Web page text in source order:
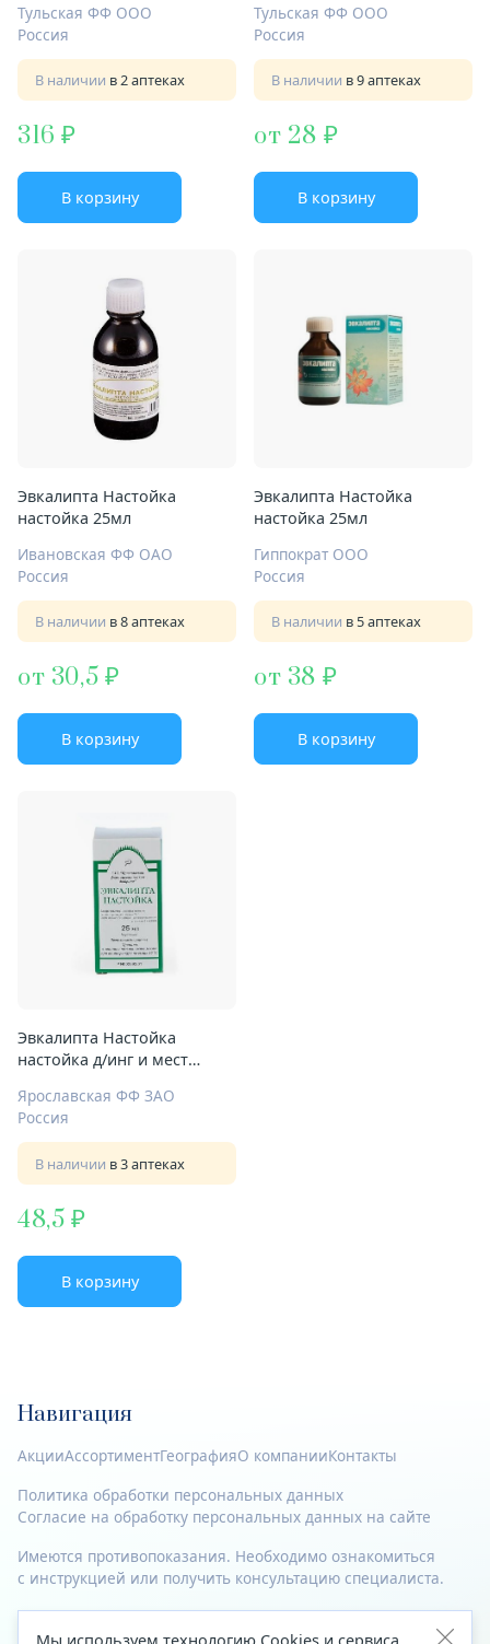
Тульская ФФ ООО
Россия
В наличии в 2 аптеках
316
В корзину
Тульская ФФ ООО
Россия
В наличии в 9 аптеках
от 28
В корзину
Эвкалипта Настойка
настойка 25мл
Ивановская ФФ ОАО
Россия
В наличии в 8 аптеках
от 30,5
В корзину
Эвкалипта Настойка
настойка 25мл
Гиппократ ООО
Россия
В наличии в 5 аптеках
от 38
В корзину
Эвкалипта Настойка
настойка д/инг и мест
Ярославская ФФ ЗАО
Россия
В наличии в 3 аптеках
48,5
В корзину
Навигация
АкцииАссортиментГеографияО компанииКонтакты
Политика обработки персональных данных
Согласие на обработку персональных данных на сайте
Имеются противопоказания. Необходимо ознакомиться
с инструкцией или получить консультацию специалиста.
© 2023—2026 Все права защищены.